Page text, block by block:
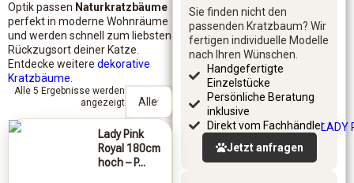
Sie finden nicht den
passenden Kratzbaum? Wir
fertigen individuelle Modelle
nach Ihren Wünschen.
Handgefertigte
Einzelstücke
Persönliche Beratung
inklusive
Direkt vom Fachhändler
Jetzt anfragen
Optik passen Naturkratzbäume
perfekt in moderne Wohnräume
und werden schnell zum liebsten
Rückzugsort deiner Katze.
Entdecke weitere dekorative
Kratzbäume
Alle 5 Ergebnisse werden
angezeigt
Lady Pink
Royal 180cm
hoch – P...